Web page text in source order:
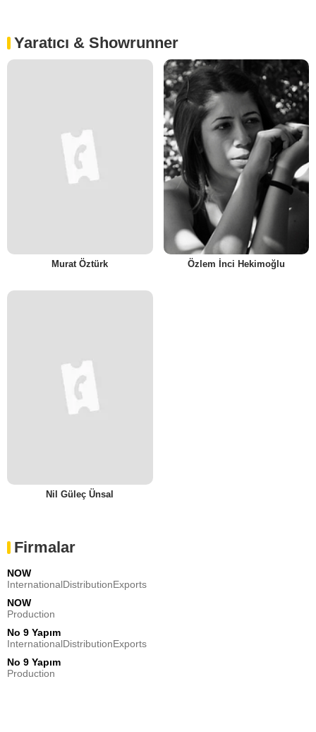
Yaratıcı & Showrunner
Murat Öztürk Özlem İnci Hekimoğlu
Nil Güleç Ünsal
Firmalar
NOW
InternationalDistributionExports
NOW
Production
No 9 Yapım
InternationalDistributionExports
No 9 Yapım
Production